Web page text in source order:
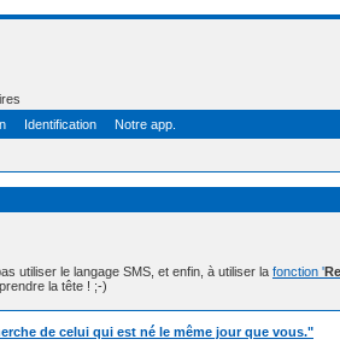
Identification Notre app.
utiliser le langage SMS, et enfin, à utiliser la fonction '
la tête ! ;-)
de celui qui est né le même jour que vous."